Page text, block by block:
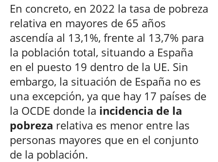
En concreto, en 2022 la tasa de pobreza
relativa en mayores de 65 años
ascendía al 13,1%, frente al 13,7% para
la población total, situando a España
en el puesto 19 dentro de la UE. Sin
embargo, la situación de España no es
una excepción, ya que hay 17 países de
la OCDE donde la incidencia de la
pobreza relativa es menor entre las
personas mayores que en el conjunto
de la población.